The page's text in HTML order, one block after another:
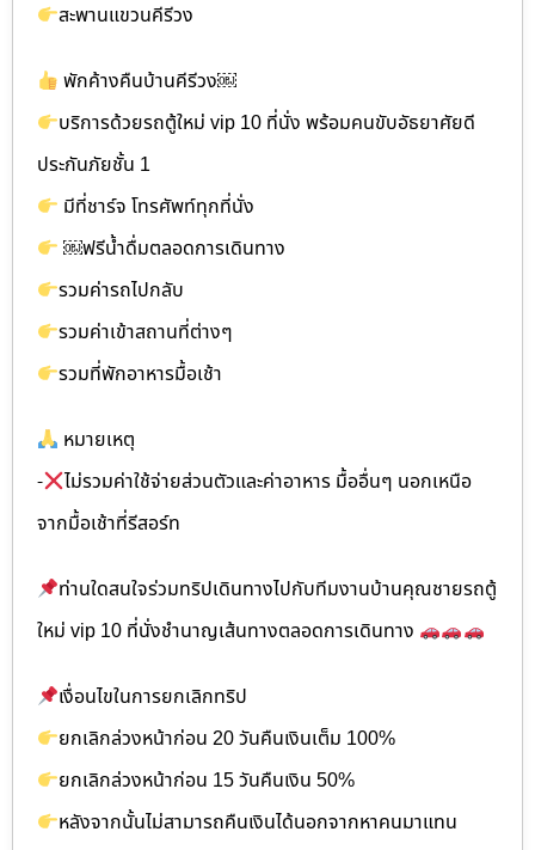
สะพานแขวนคีรีวง
พักค้างคืนบ้านคีรีวง￼
บริการด้วยรถตู้ใหม่ vip 10 ที่นั่ง พร้อมคนขับอัธยาศัยดี
ประกันภัยชั้น 1
มีที่ชาร์จ โทรศัพท์ทุกที่นั่ง
￼ฟรีน้ำดื่มตลอดการเดินทาง
รวมค่ารถไปกลับ
รวมค่าเข้าสถานที่ต่างๆ
รวมที่พักอาหารมื้อเช้า
หมายเหตุ
-
ไม่รวมค่าใช้จ่ายส่วนตัวและค่าอาหาร มื้ออื่นๆ นอกเหนือ
จากมื้อเช้าที่รีสอร์ท
ท่านใดสนใจร่วมทริปเดินทางไปกับทีมงานบ้านคุณชายรถตู้
ใหม่ vip 10 ที่นั่งชำนาญเส้นทางตลอดการเดินทาง
เงื่อนไขในการยกเลิกทริป
ยกเลิกล่วงหน้าก่อน 20 วันคืนเงินเต็ม 100%
ยกเลิกล่วงหน้าก่อน 15 วันคืนเงิน 50%
หลังจากนั้นไม่สามารถคืนเงินได้นอกจากหาคนมาแทน